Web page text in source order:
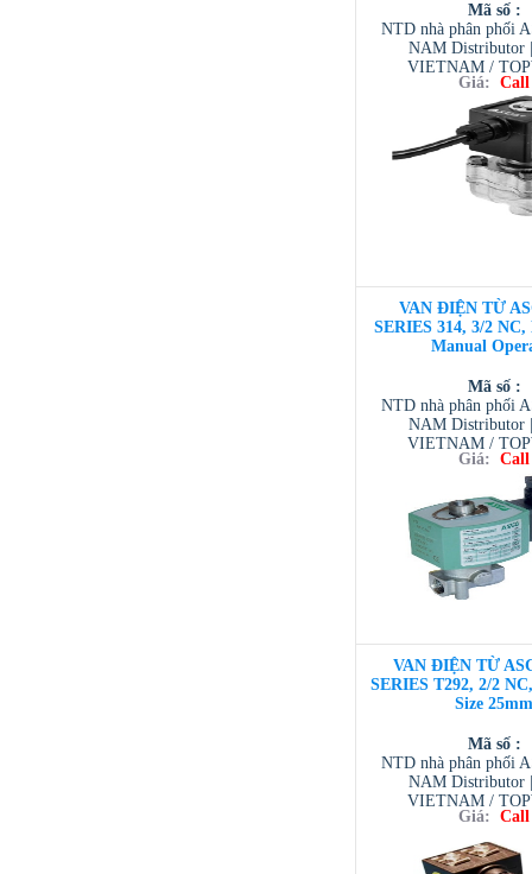
Mã số :
NTD nhà phân phối
NAM Distributor
VIETNAM /
VIETNAM /
/ TESCOM
Giá: Call
VAN ĐIỆN TỪ
SERIES 314, 3/2
Manual
Mã số :
NTD nhà phân phối
NAM Distributor
VIETNAM /
VIETNAM /
/ TESCOM
Giá: Call
VAN ĐIỆN TỪ
SERIES T292, 2/2
Size 25mm
Mã số :
NTD nhà phân phối
NAM Distributor
VIETNAM /
VIETNAM /
/ TESCOM
Giá: Call